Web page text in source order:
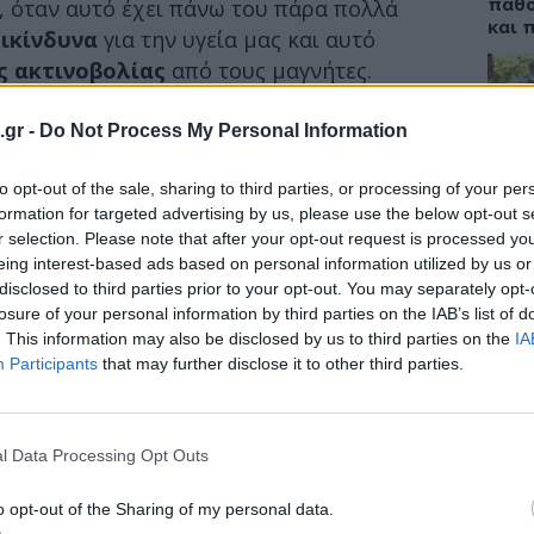
- Do Not Process My Personal Information
opt-out of the sale, sharing to third parties, or processing of your
for targeted advertising by us, please use the below opt-out
selection. Please note that after your opt-out request is processed
interest-based ads based on personal information utilized by us
to third parties prior to your opt-out. You may separately
of your personal information by third parties on the IAB’s list of
This information may also be disclosed by us to third parties on the
Participants that may further disclose it to other third parties.
Data Processing Opt Outs
opt-out of the Sharing of my personal data.
αυτό έχει πάνω του πάρα πολλά
για την υγεία μας και αυτό
ακτινοβολίας από τους μαγνήτες.
δύο ομάδες ποντικών. Την μια ομάδα την
σε ένα ψυγείο δίχως διακοσμητικά
με τρόφιμα που διατηρούσαν σε ένα
στην πόρτα του. Εκείνο που
της έρευνας διαπίστωσαν πως οι
το ψυγείο με τα μαγνητάκια,
πιθανότητες να
όγκο.Και αυτό γιατί τα φαγητά τους
την ηλεκτρομαγνητική ακτινοβολία των
μαγνήτες που έρχονται σε επαφή με μια
την ακτινοβολία τους
αυτή να διαπερνά την πόρτα
και